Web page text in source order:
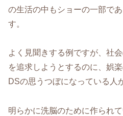
の生活の中もショーの一部で
す。
よく見聞きする例ですが、社
を追求しようとするのに、娯
DSの思うつぼになっている人
明らかに洗脳のために作られ